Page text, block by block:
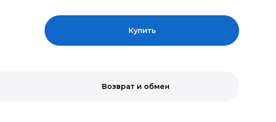
Купить
Возврат и обмен